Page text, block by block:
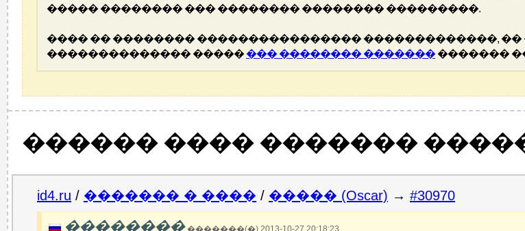
����� �������� ��� �������� �������� ���������.
���� �� �������� ���������������� �������������,
�������������� ����� ��� �������� ������� �������
������ ���� �������
id4.ru / ������� � ���� / ����� (Oscar) → #30970
�������� �������(�) 2013-10-27 20:18:23